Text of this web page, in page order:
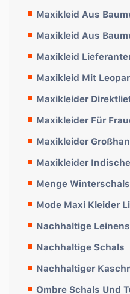
Maxikleid Aus
Maxikleid Aus
Maxikleid
Maxikleid Mit
Maxikleider
Maxikleider Für
Maxikleider
Maxikleider
Menge
Mode Maxi Kleider
Nachhaltige
Nachhaltige Schals
Nachhaltiger
Ombre Schals Und